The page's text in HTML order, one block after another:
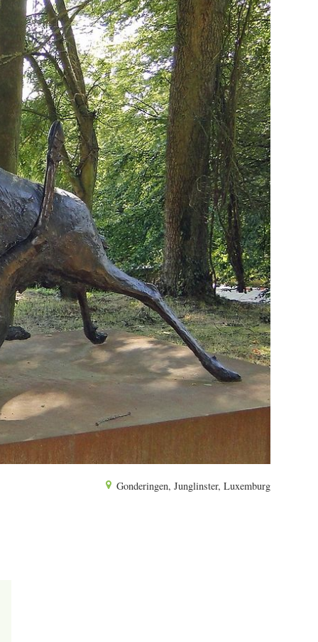
Gonderingen, Junglinster, Luxemburg